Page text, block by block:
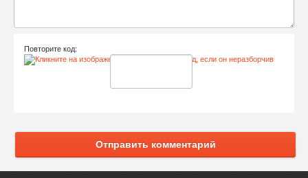
Повторите код:
Отправить комментарий